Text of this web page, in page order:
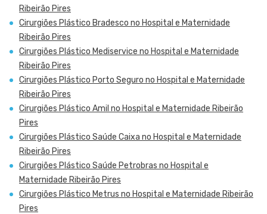
Ribeirão Pires
Cirurgiões Plástico Bradesco no Hospital e Maternidade
Ribeirão Pires
Cirurgiões Plástico Mediservice no Hospital e Maternidade
Ribeirão Pires
Cirurgiões Plástico Porto Seguro no Hospital e Maternidade
Ribeirão Pires
Cirurgiões Plástico Amil no Hospital e Maternidade Ribeirão
Pires
Cirurgiões Plástico Saúde Caixa no Hospital e Maternidade
Ribeirão Pires
Cirurgiões Plástico Saúde Petrobras no Hospital e
Maternidade Ribeirão Pires
Cirurgiões Plástico Metrus no Hospital e Maternidade Ribeirão
Pires